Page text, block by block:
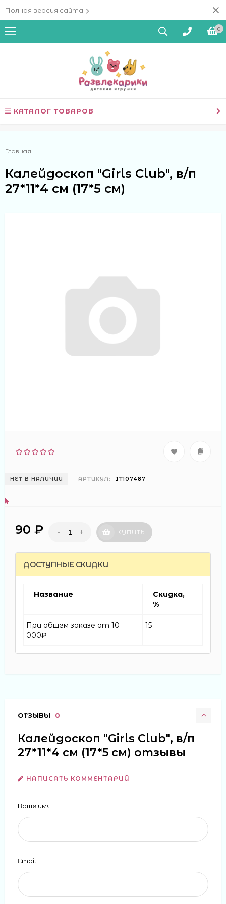
Полная версия сайта
0
КАТАЛОГ ТОВАРОВ
Главная
Калейдоскоп "Girls Club", в/п
27*11*4 см (17*5 см)
НЕТ В НАЛИЧИИ АРТИКУЛ: IT107487
90 ₽ - + КУПИТЬ
ДОСТУПНЫЕ СКИДКИ
Название
Скидка,
%
При общем заказе от 10
000₽
15
ОТЗЫВЫ 0
Калейдоскоп "Girls Club", в/п
27*11*4 см (17*5 см) отзывы
НАПИСАТЬ КОММЕНТАРИЙ
Ваше имя
Email